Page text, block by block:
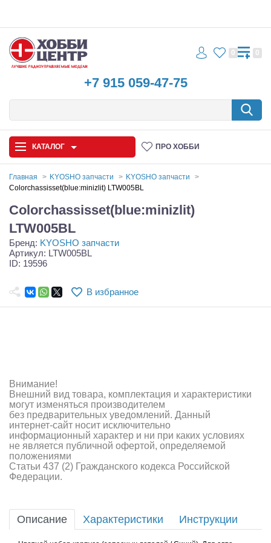
+7 915 059-47-75
0 0
КАТАЛОГ ПРО ХОББИ
Запчасти и аксессуары
Игрушки
Аппаратура и электроника
Аккумуляторы и батарейки
Зарядные устройства и блоки питания
Двигатели
Технические жидкости
Оптовая продажа запчастей для моделей
Главная KYOSHO запчасти
KYOSHO запчасти
Colorchassisset(blue:minizlit) LTW005BL
Colorchassisset(blue:minizlit)
LTW005BL
Бренд: KYOSHO запчасти
Артикул: LTW005BL
ID: 19596
В избранное
Внимание!
Внешний вид товара, комплектация и характеристики
могут изменяться производителем
без предварительных уведомлений. Данный
интернет-сайт носит исключительно
информационный характер и ни при каких условиях
не является публичной офертой, определяемой
положениями
Статьи 437 (2) Гражданского кодекса Российской
Федерации.
Описание Характеристики Инструкции